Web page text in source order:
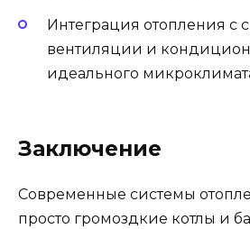
Интеграция отопления с
вентиляции и
идеального
Заключение
Современные системы
просто громоздкие котлы и